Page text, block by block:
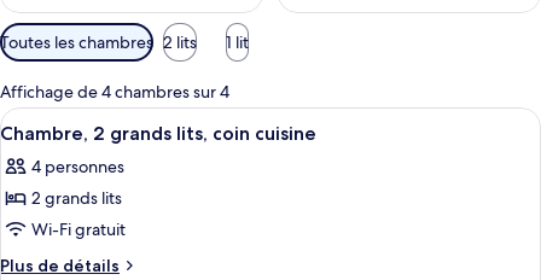
Filtres
disponibles
pour
les
chambres
Toutes les chambres 2 lits 1 lit
Affichage de 4 chambres sur 4
Afficher
toutes
les
photos
pour
ce
Une cuisine équipée d’une
7
Chambre, 2 grands lits, coin cuisine
4 personnes
2 grands lits
Wi-Fi gratuit
Plus de détails
Plus